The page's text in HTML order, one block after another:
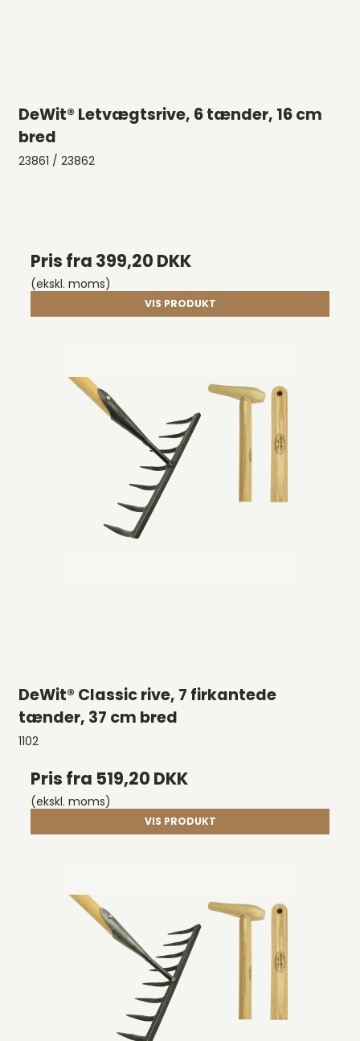
DeWit® Letvægtsrive, 6 tænder, 16 cm
bred
23861 / 23862
Pris fra 399,20 DKK
(ekskl. moms)
VIS PRODUKT
DeWit® Classic rive, 7 firkantede
tænder, 37 cm bred
1102
Pris fra 519,20 DKK
(ekskl. moms)
VIS PRODUKT